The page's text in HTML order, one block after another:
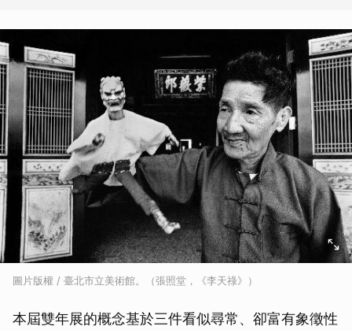
圖片版權 / 臺北市立美術館。（張照堂，《李天祿》）
本屆雙年展的概念基於三件看似尋常、卻富有象徵性